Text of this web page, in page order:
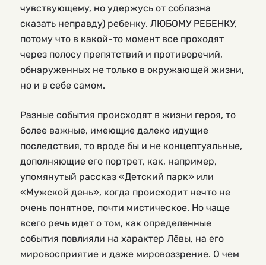
чувствующему, но удержусь от соблазна
сказать неправду) ребенку. ЛЮБОМУ РЕБЕНКУ,
потому что в какой-то момент все проходят
через полосу препятствий и противоречий,
обнаруженных не только в окружающей жизни,
но и в себе самом.
Разные события происходят в жизни героя, то
более важные, имеющие далеко идущие
последствия, то вроде бы и не концептуальные,
дополняющие его портрет, как, например,
упомянутый рассказ «Детский парк» или
«Мужской день», когда происходит нечто не
очень понятное, почти мистическое. Но чаще
всего речь идет о том, как определенные
события повлияли на характер Лёвы, на его
мировосприятие и даже мировоззрение. О чем